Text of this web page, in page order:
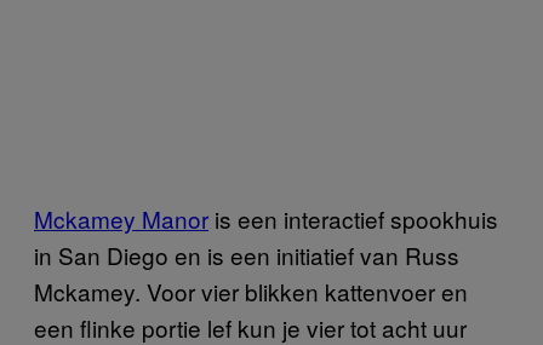
​Mckamey Man​or is een interactief spookhuis
in San Diego en is een initiatief van Russ
Mckamey. Voor vier blikken kattenvoer en
een flinke portie lef kun je vier tot acht uur